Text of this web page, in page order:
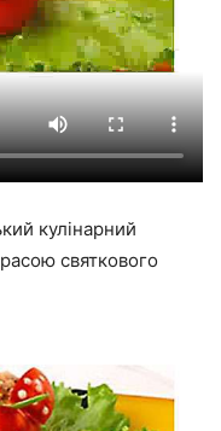
кулінарний
святкового